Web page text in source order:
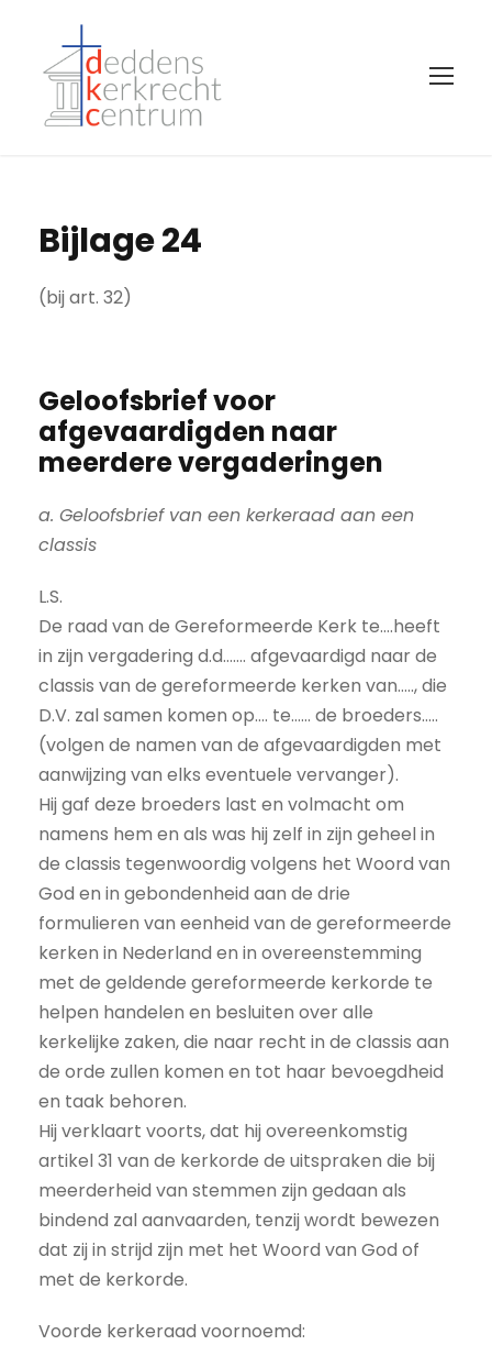
Bijlage 24
(bij art. 32)
Geloofsbrief voor
afgevaardigden naar
meerdere vergaderingen
a. Geloofsbrief van een kerkeraad aan een
classis
L.S.
De raad van de Gereformeerde Kerk te….heeft
in zijn vergadering d.d……. afgevaardigd naar de
classis van de gereformeerde kerken van….., die
D.V. zal samen komen op…. te…… de broeders…..
(volgen de namen van de afgevaardigden met
aanwijzing van elks eventuele vervanger).
Hij gaf deze broeders last en volmacht om
namens hem en als was hij zelf in zijn geheel in
de classis tegenwoordig volgens het Woord van
God en in gebondenheid aan de drie
formulieren van eenheid van de gereformeerde
kerken in Nederland en in overeenstemming
met de geldende gereformeerde kerkorde te
helpen handelen en besluiten over alle
kerkelijke zaken, die naar recht in de classis aan
de orde zullen komen en tot haar bevoegdheid
en taak behoren.
Hij verklaart voorts, dat hij overeenkomstig
artikel 31 van de kerkorde de uitspraken die bij
meerderheid van stemmen zijn gedaan als
bindend zal aanvaarden, tenzij wordt bewezen
dat zij in strijd zijn met het Woord van God of
met de kerkorde.
Voorde kerkeraad voornoemd: